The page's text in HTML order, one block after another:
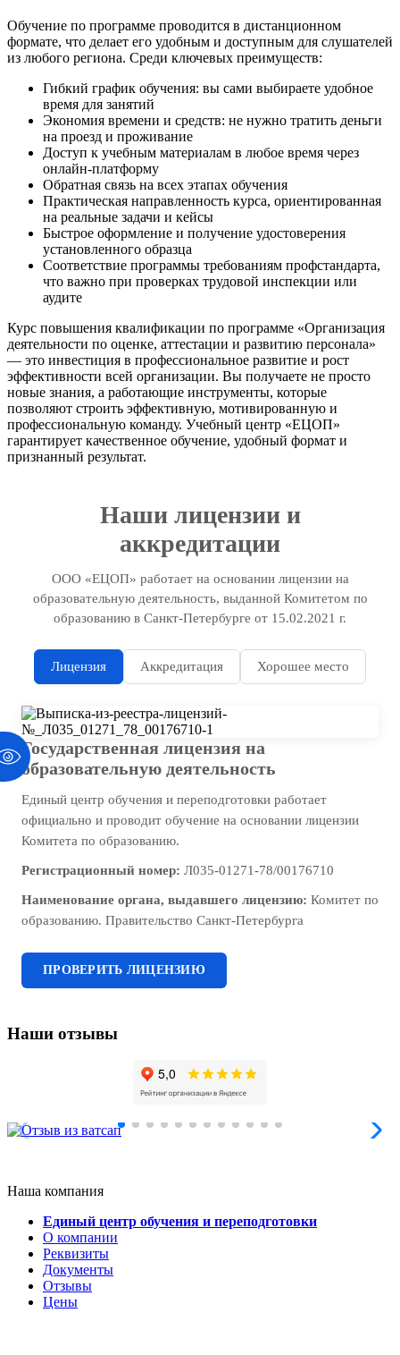
Обучение по программе проводится в дистанционном
формате, что делает его удобным и доступным для слушателей
из любого региона. Среди ключевых преимуществ:
Гибкий график обучения: вы сами выбираете удобное
время для занятий
Экономия времени и средств: не нужно тратить деньги
на проезд и проживание
Доступ к учебным материалам в любое время через
онлайн-платформу
Обратная связь на всех этапах обучения
Практическая направленность курса, ориентированная
на реальные задачи и кейсы
Быстрое оформление и получение удостоверения
установленного образца
Соответствие программы требованиям профстандарта,
что важно при проверках трудовой инспекции или
аудите
Курс повышения квалификации по программе «Организация
деятельности по оценке, аттестации и развитию персонала»
— это инвестиция в профессиональное развитие и рост
эффективности всей организации. Вы получаете не просто
новые знания, а работающие инструменты, которые
позволяют строить эффективную, мотивированную и
профессиональную команду. Учебный центр «ЕЦОП»
гарантирует качественное обучение, удобный формат и
признанный результат.
Наши лицензии и
аккредитации
ООО «ЕЦОП» работает на основании лицензии на
образовательную деятельность, выданной Комитетом по
образованию в Санкт-Петербурге от 15.02.2021 г.
Лицензия Аккредитация Хорошее место
Государственная лицензия на
образовательную деятельность
Единый центр обучения и переподготовки работает
официально и проводит обучение на основании лицензии
Комитета по образованию.
Регистрационный номер: Л035-01271-78/00176710
Наименование органа, выдавшего лицензию: Комитет по
образованию. Правительство Санкт-Петербурга
ПРОВЕРИТЬ ЛИЦЕНЗИЮ
Наши отзывы
Наша компания
Единый центр обучения и переподготовки
О компании
Реквизиты
Документы
Отзывы
Цены